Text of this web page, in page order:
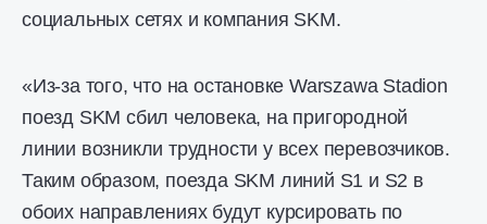
социальных сетях и компания SKM.
«Из-за того, что на остановке Warszawa Stadion
поезд SKM сбил человека, на пригородной
линии возникли трудности у всех перевозчиков.
Таким образом, поезда SKM линий S1 и S2 в
обоих направлениях будут курсировать по